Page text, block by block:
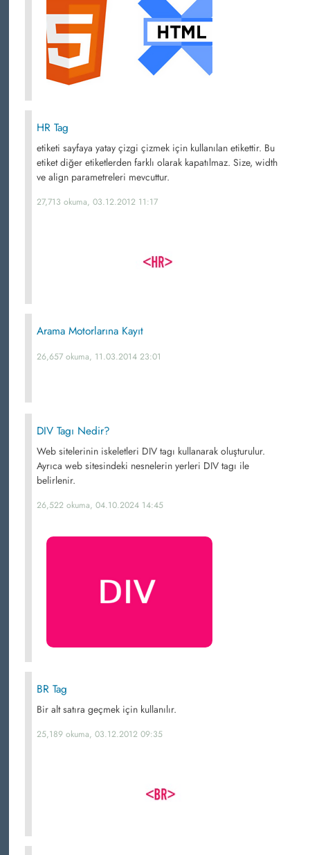
HR Tag
etiketi sayfaya yatay çizgi çizmek için kullanılan etikettir. Bu
etiket diğer etiketlerden farklı olarak kapatılmaz. Size, width
ve align parametreleri mevcuttur.
27,713 okuma, 03.12.2012 11:17
Arama Motorlarına Kayıt
26,657 okuma, 11.03.2014 23:01
DIV Tagı Nedir?
Web sitelerinin iskeletleri DIV tagı kullanarak oluşturulur.
Ayrıca web sitesindeki nesnelerin yerleri DIV tagı ile
belirlenir.
26,522 okuma, 04.10.2024 14:45
BR Tag
Bir alt satıra geçmek için kullanılır.
25,189 okuma, 03.12.2012 09:35